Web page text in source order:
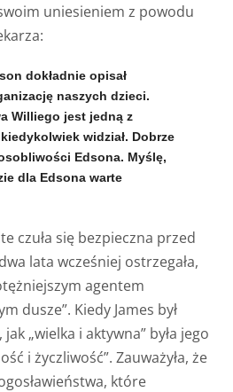
uniesieniem z powodu
dokładnie opisał
naszych dzieci.
Williego jest jedną z
widział. Dobrze
Edsona. Myślę,
dla Edsona warte
czuła się bezpieczna przed
lata wcześniej ostrzegała,
agentem
dusze”. Kiedy James był
„wielka i aktywna” była jego
i życzliwość”. Zauważyła, że
które